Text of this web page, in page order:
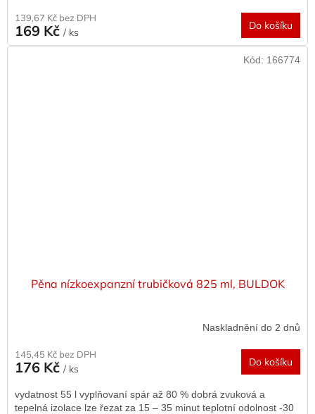
139,67 Kč bez DPH
169 Kč / ks
Do košíku
Pěna nízkoexpanzní trubičková 825 ml, BULDOK
Naskladnění do 2 dnů
145,45 Kč bez DPH
176 Kč / ks
Do košíku
vydatnost 55 l vyplňovaní spár až 80 % dobrá zvuková a
tepelná izolace lze řezat za 15 – 35 minut teplotní odolnost -30
Kód: 166774